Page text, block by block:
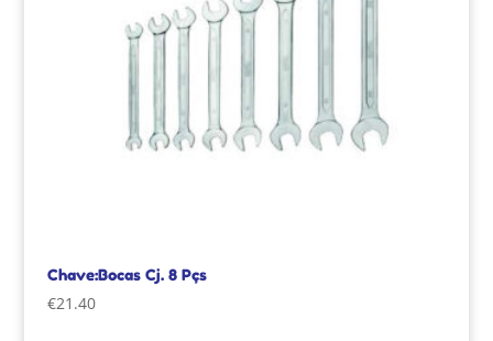
Chave:Bocas Cj. 8 Pçs
€21.40